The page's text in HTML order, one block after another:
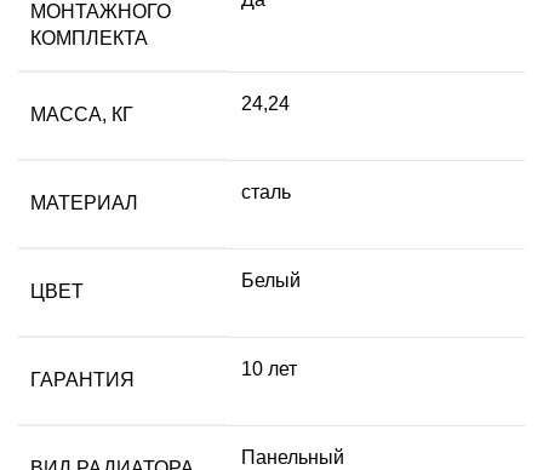
МОНТАЖНОГО
КОМПЛЕКТА
МАССА, КГ
24,24
МАТЕРИАЛ
сталь
ЦВЕТ
Белый
ГАРАНТИЯ
10 лет
Панельный